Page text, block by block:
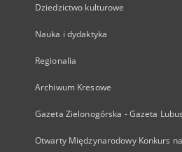
Dziedzictwo kulturowe
Nauka i dydaktyka
Regionalia
Archiwum Kresowe
Gazeta Zielonogórska - Gazeta
Otwarty Międzynarodowy Konkurs